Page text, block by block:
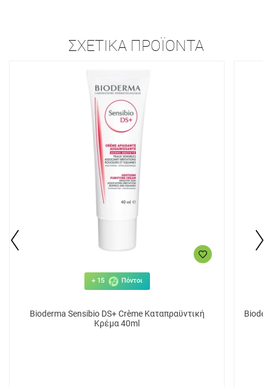
ΣΧΕΤΙΚΆ ΠΡΟΪΌΝΤΑ
+ 15 Πόντοι
Bioderma Sensibio DS+ Crème Καταπραϋντική
Κρέμα 40ml